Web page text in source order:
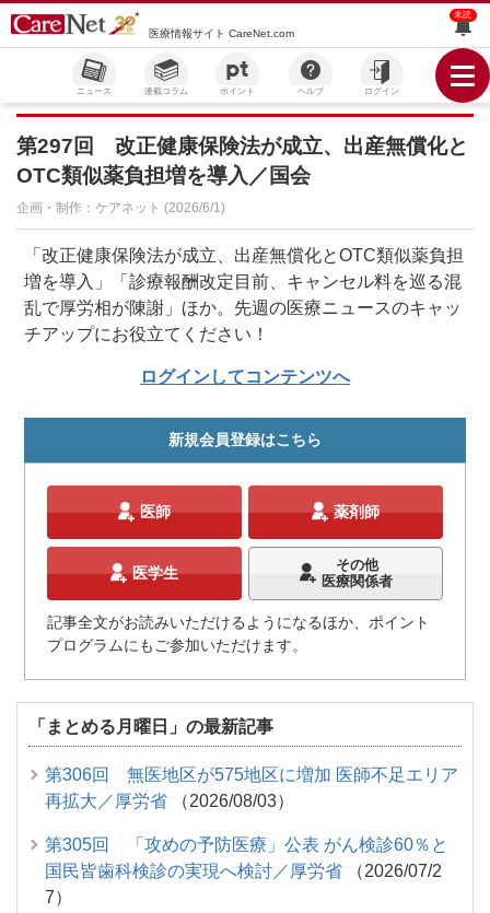
医療情報サイト CareNet.com
未読
ニュース 連載コラム ポイント ヘルプ ログイン
第297回 改正健康保険法が成立、出産無償化と
OTC類似薬負担増を導入／国会
企画・制作：ケアネット (2026/6/1)
「改正健康保険法が成立、出産無償化とOTC類似薬負担
増を導入」「診療報酬改定目前、キャンセル料を巡る混
乱で厚労相が陳謝」ほか。先週の医療ニュースのキャッ
チアップにお役立てください！
ログインしてコンテンツへ
新規会員登録はこちら
医師 薬剤師
医学生
その他
医療関係者
記事全文がお読みいただけるようになるほか、ポイント
プログラムにもご参加いただけます。
「まとめる月曜日」の最新記事
第306回 無医地区が575地区に増加 医師不足エリア
再拡大／厚労省
（2026/08/03）
第305回 「攻めの予防医療」公表 がん検診60％と
国民皆歯科検診の実現へ検討／厚労省
（2026/07/2
7）